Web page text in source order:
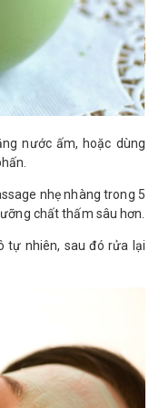
nước ấm, hoặc dùng
nhẹ nhàng trong 5
chất thấm sâu hơn.
tự nhiên, sau đó rửa lại